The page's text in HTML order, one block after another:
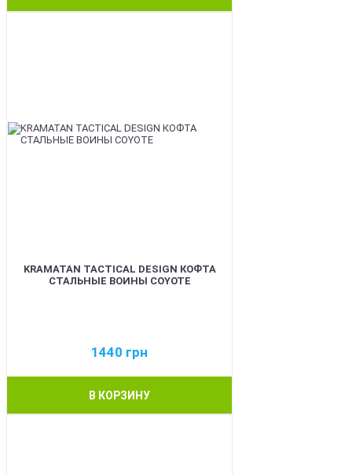
KRAMATAN TACTICAL DESIGN КОФТА
СТАЛЬНЫЕ ВОИНЫ COYOTE
1440 грн
В КОРЗИНУ